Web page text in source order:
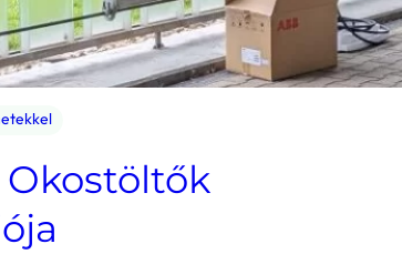
Okostöltők